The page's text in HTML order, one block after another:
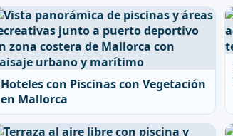
Hoteles con Piscinas con Vegetación
en Mallorca